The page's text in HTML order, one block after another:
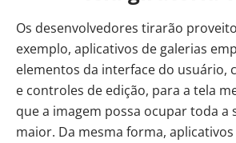
Os desenvolvedores tirarão
exemplo, aplicativos de galerias
elementos da interface do usuário,
e controles de edição, para a tela
que a imagem possa ocupar toda a
maior. Da mesma forma,